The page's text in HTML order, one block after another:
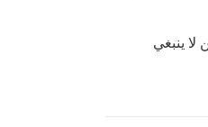
لا ينبغي